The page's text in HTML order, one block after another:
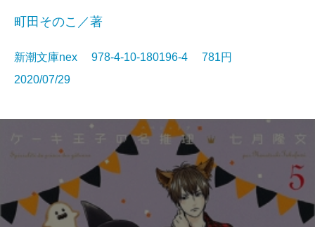
町田そのこ／著
新潮文庫nex 978-4-10-180196-4 781円
2020/07/29